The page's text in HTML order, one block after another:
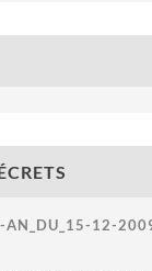
AN_DU_15-12-